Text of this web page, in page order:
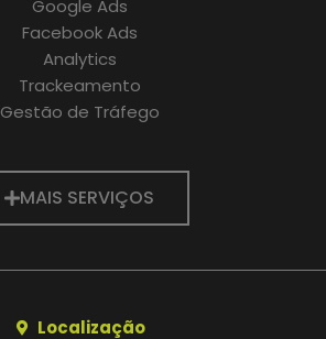
Google Ads
Facebook Ads
Analytics
Trackeamento
Gestão de Tráfego
MAIS SERVIÇOS
Localização